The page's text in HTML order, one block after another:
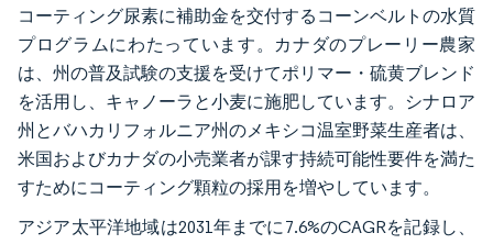
コーティング尿素に補助金を交付するコーンベルトの水質
プログラムにわたっています。カナダのプレーリー農家
は、州の普及試験の支援を受けてポリマー・硫黄ブレンド
を活用し、キャノーラと小麦に施肥しています。シナロア
州とバハカリフォルニア州のメキシコ温室野菜生産者は、
米国およびカナダの小売業者が課す持続可能性要件を満た
すためにコーティング顆粒の採用を増やしています。
アジア太平洋地域は2031年までに7.6%のCAGRを記録し、